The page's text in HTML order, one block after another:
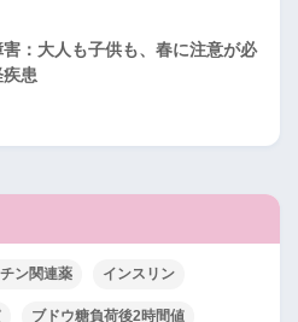
：大人も子供も、春に注意が必
疾患
ン関連薬 インスリン
ブドウ糖負荷後2時間値